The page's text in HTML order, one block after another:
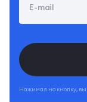
Нажимая на кнопку, вы